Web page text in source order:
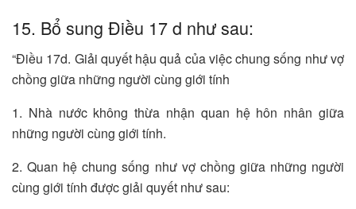
15. Bổ sung Điều 17 d như sau:
“Điều 17d. Giải quyết hậu quả của việc chung sống như vợ
chồng giữa những người cùng giới tính
1. Nhà nước không thừa nhận quan hệ hôn nhân giữa
những người cùng giới tính.
2. Quan hệ chung sống như vợ chồng giữa những người
cùng giới tính được giải quyết như sau: